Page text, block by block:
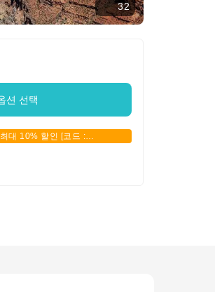
32
션 선택
대 10% 할인 [코드 :